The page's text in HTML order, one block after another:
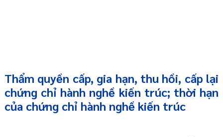
Thẩm quyền cấp, gia hạn, thu hồi, cấp lại
chứng chỉ hành nghề kiến trúc; thời hạn
của chứng chỉ hành nghề kiến trúc